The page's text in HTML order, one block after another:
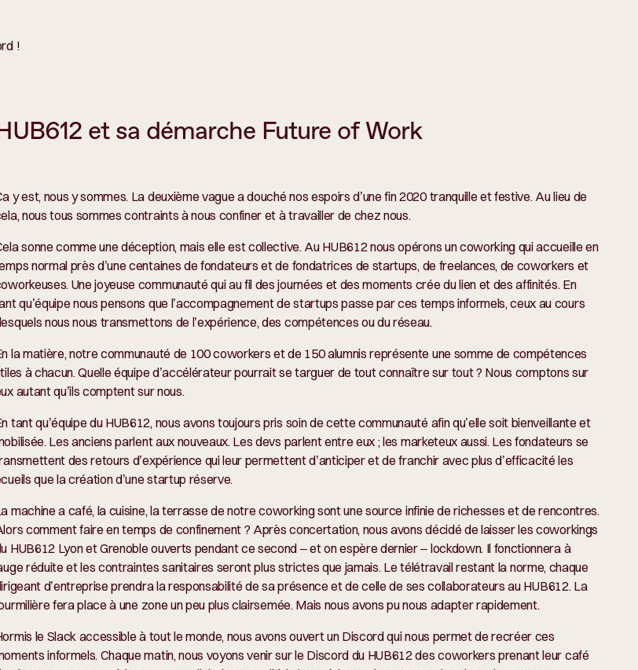
!
et sa démarche Future of Work
y est, nous y sommes. La deuxième vague a douché nos espoirs d’une fin 2020 tranquille et festive. Au lieu de
nous tous sommes contraints à nous confiner et à travailler de chez nous.
sonne comme une déception, mais elle est collective. Au HUB612 nous opérons un coworking qui accueille en
normal près d’une centaines de fondateurs et de fondatrices de startups, de freelances, de coworkers et
Une joyeuse communauté qui au fil des journées et des moments crée du lien et des affinités. En
qu’équipe nous pensons que l’accompagnement de startups passe par ces temps informels, ceux au cours
nous nous transmettons de l’expérience, des compétences ou du réseau.
la matière, notre communauté de 100 coworkers et de 150 alumnis représente une somme de compétences
à chacun. Quelle équipe d’accélérateur pourrait se targuer de tout connaître sur tout ? Nous comptons sur
autant qu’ils comptent sur nous.
tant qu’équipe du HUB612, nous avons toujours pris soin de cette communauté afin qu’elle soit bienveillante et
Les anciens parlent aux nouveaux. Les devs parlent entre eux ; les marketeux aussi. Les fondateurs se
des retours d’expérience qui leur permettent d’anticiper et de franchir avec plus d’efficacité les
que la création d’une startup réserve.
machine a café, la cuisine, la terrasse de notre coworking sont une source infinie de richesses et de rencontres.
comment faire en temps de confinement ? Après concertation, nous avons décidé de laisser les coworkings
HUB612 Lyon et Grenoble ouverts pendant ce second – et on espère dernier – lockdown. Il fonctionnera à
réduite et les contraintes sanitaires seront plus strictes que jamais. Le télétravail restant la norme, chaque
d’entreprise prendra la responsabilité de sa présence et de celle de ses collaborateurs au HUB612. La
fera place à une zone un peu plus clairsemée. Mais nous avons pu nous adapter rapidement.
le Slack accessible à tout le monde, nous avons ouvert un Discord qui nous permet de recréer ces
informels. Chaque matin, nous voyons venir sur le Discord du HUB612 des coworkers prenant leur café